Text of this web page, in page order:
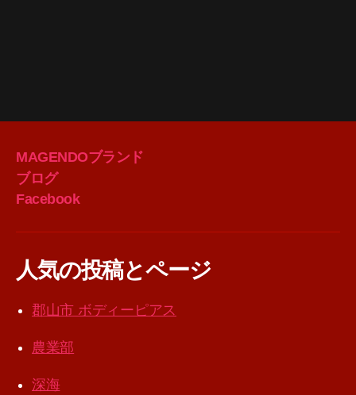
MAGENDOブランド
ブログ
Facebook
人気の投稿とページ
郡山市 ボディーピアス
農業部
深海